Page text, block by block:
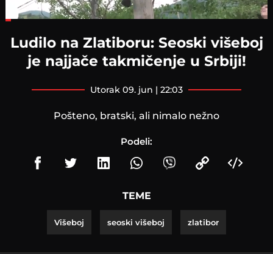
Ludilo na Zlatiboru: Seoski višeboj
je najjače takmičenje u Srbiji!
utorak 09. jun | 22:03
Pošteno, bratski, ali nimalo nežno
Podeli:
TEME
Višeboj seoski višeboj zlatibor